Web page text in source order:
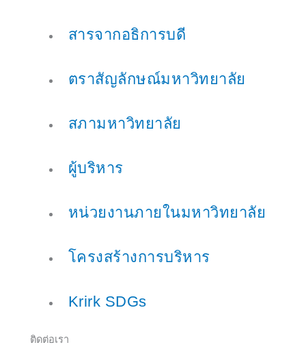
สารจากอธิการบดี
ตราสัญลักษณ์มหาวิทยาลัย
สภามหาวิทยาลัย
ผู้บริหาร
หน่วยงานภายในมหาวิทยาลัย
โครงสร้างการบริหาร
Krirk SDGs
ติดต่อเรา